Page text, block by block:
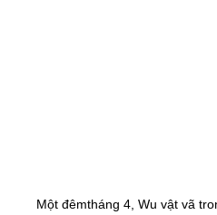
Một đêmtháng 4, Wu vật vã